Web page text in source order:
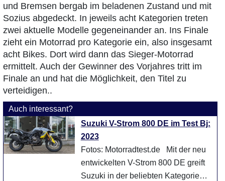
und Bremsen bergab im beladenen Zustand und mit
Sozius abgedeckt. In jeweils acht Kategorien treten
zwei aktuelle Modelle gegeneinander an. Ins Finale
zieht ein Motorrad pro Kategorie ein, also insgesamt
acht Bikes. Dort wird dann das Sieger-Motorrad
ermittelt. Auch der Gewinner des Vorjahres tritt im
Finale an und hat die Möglichkeit, den Titel zu
verteidigen..
Auch interessant?
Suzuki V-Strom 800 DE im Test Bj:
2023
Fotos: Motorradtest.de Mit der neu
entwickelten V-Strom 800 DE greift
Suzuki in der beliebten Kategorie